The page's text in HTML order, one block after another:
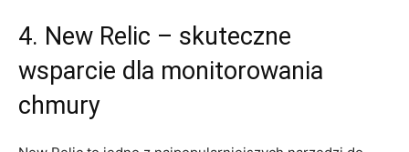
4. New Relic ⁢– skuteczne
wsparcie dla monitorowania
chmury